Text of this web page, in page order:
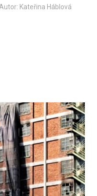
Autor: Kateřina Háblová